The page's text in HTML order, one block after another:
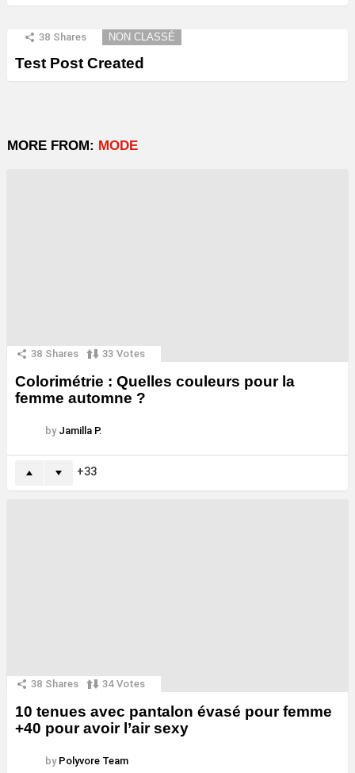
38 Shares NON CLASSÉ
Test Post Created
MORE FROM: MODE
38 Shares 33 Votes
Colorimétrie : Quelles couleurs pour la
femme automne ?
by Jamilla P.
33
38 Shares 34 Votes
10 tenues avec pantalon évasé pour femme
+40 pour avoir l’air sexy
by Polyvore Team